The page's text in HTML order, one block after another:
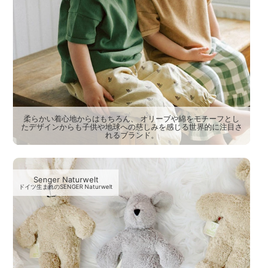
柔らかい着心地からはもちろん、 オリーブや綿をモチーフとし
たデザインからも子供や地球への慈しみを感じる世界的に注目さ
れるブランド。
Senger Naturwelt
ドイツ生まれのSENGER Naturwelt